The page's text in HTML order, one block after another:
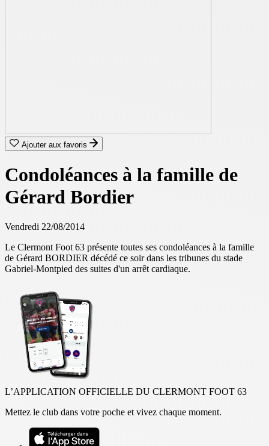
Ajouter aux favoris
Condoléances à la famille de
Gérard Bordier
Vendredi 22/08/2014
Le Clermont Foot 63 présente toutes ses condoléances à la famille
de Gérard BORDIER décédé ce soir dans les tribunes du stade
Gabriel-Montpied des suites d'un arrêt cardiaque.
L’APPLICATION OFFICIELLE DU CLERMONT FOOT 63
Mettez le club dans votre poche et vivez chaque moment.